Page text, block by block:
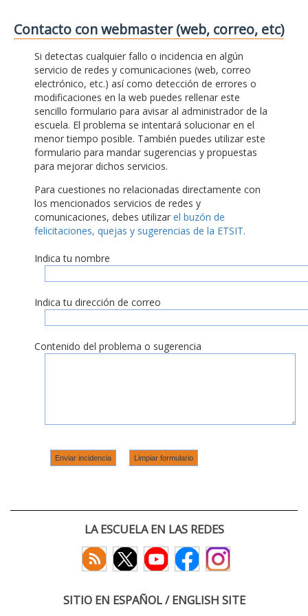
Contacto con webmaster (web, correo, etc)
Si detectas cualquier fallo o incidencia en algún
servicio de redes y comunicaciones (web, correo
electrónico, etc.) así como detección de errores o
modificaciones en la web puedes rellenar este
sencillo formulario para avisar al administrador de la
escuela. El problema se intentará solucionar en el
menor tiempo posible. También puedes utilizar este
formulario para mandar sugerencias y propuestas
para mejorar dichos servicios.
Para cuestiones no relacionadas directamente con
los mencionados servicios de redes y
comunicaciones, debes utilizar el buzón de
felicitaciones, quejas y sugerencias de la ETSIT.
Indica tu nombre
Indica tu dirección de correo
Contenido del problema o sugerencia
LA ESCUELA EN LAS REDES
SITIO EN ESPAÑOL / ENGLISH SITE